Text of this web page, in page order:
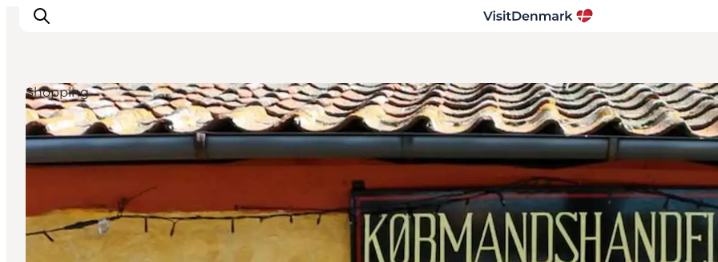
Inspiratie
Bestemmingen
Accommodaties
Plan je reis
Shopping